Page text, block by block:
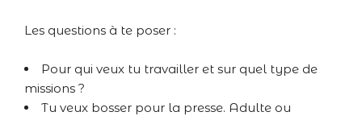
Les questions à te poser :
Pour qui veux tu travailler et sur quel type de
missions ?
Tu veux bosser pour la presse. Adulte ou